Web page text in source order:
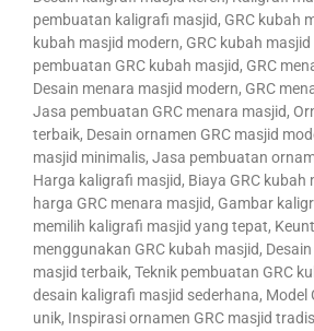
pembuatan kaligrafi masjid, GRC kubah
kubah masjid modern, GRC kubah
pembuatan GRC kubah masjid, GRC
Desain menara masjid modern, GRC
Jasa pembuatan GRC menara masjid,
terbaik, Desain ornamen GRC masjid
masjid minimalis, Jasa pembuatan
Harga kaligrafi masjid, Biaya GRC kubah
harga GRC menara masjid, Gambar
memilih kaligrafi masjid yang tepat,
menggunakan GRC kubah masjid,
masjid terbaik, Teknik pembuatan GRC
desain kaligrafi masjid sederhana, Model
unik, Inspirasi ornamen GRC masjid